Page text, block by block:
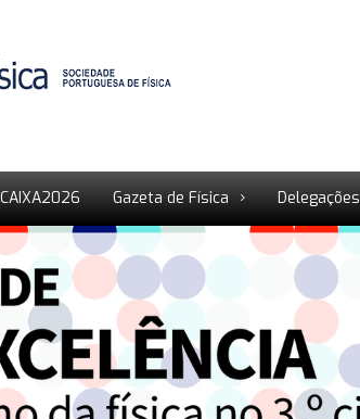
Gazeta de Física Delegações